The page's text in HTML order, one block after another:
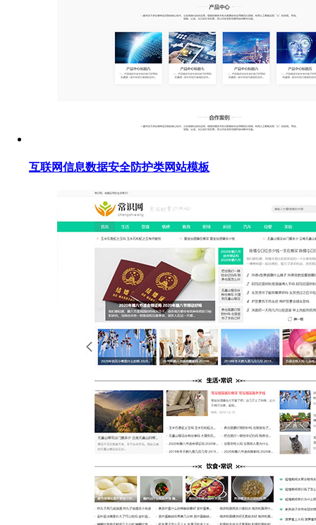
互联网信息数据安全防护类网站模板